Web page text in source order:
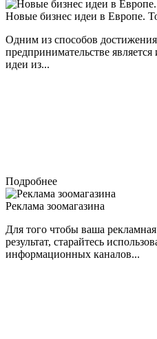
Новые бизнес идеи в Европе.
Одним из способов достижения
предпринимательстве
идеи из...
Подробнее
Реклама зоомагазина
Для того чтобы ваша
результат, старайтесь
информационных каналов...